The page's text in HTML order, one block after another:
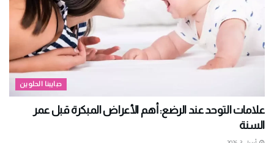
حبايبنا الحلوين
علامات التوحد عند الرضع: أهم الأعراض المبكرة قبل عمر
السنة